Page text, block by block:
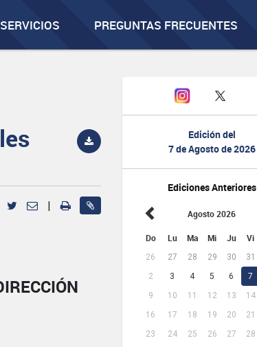
PREGUNTAS FRECUENTES
Edición del
7 de Agosto de 2026
Ediciones Anteriores
Agosto 2026
Do Lu Ma Mi Ju Vi
26 27 28 29 30 31
2
3 4 5 6 7
9
10 11 12 13 14
16
17 18 19 20 21
23
24 25 26 27 28
|